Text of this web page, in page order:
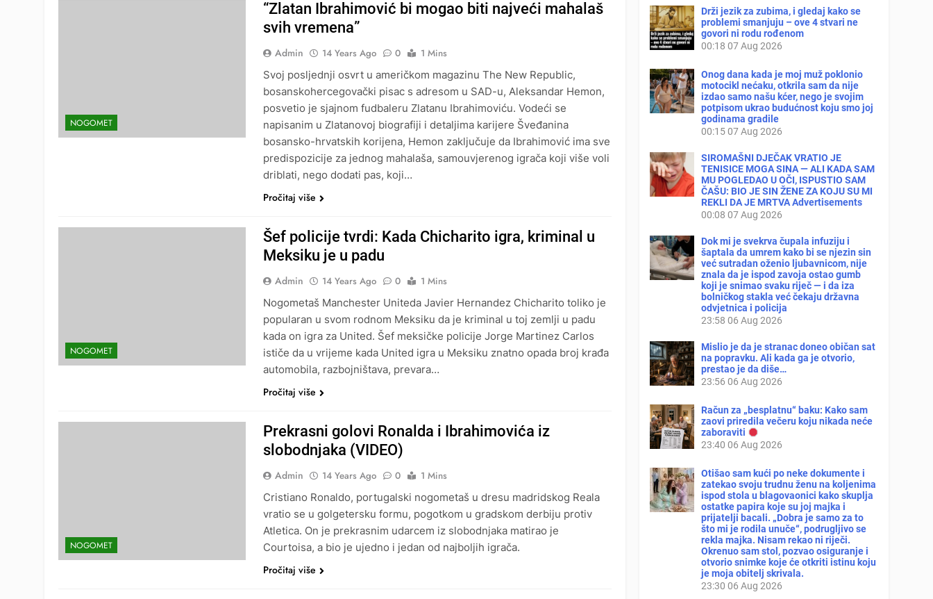
NOGOMET
“Zlatan Ibrahimović bi mogao biti najveći mahalaš
svih vremena”
Admin 14 Years Ago 0
1 Mins
Svoj posljednji osvrt u američkom magazinu The New Republic,
bosanskohercegovački pisac s adresom u SAD-u, Aleksandar Hemon,
posvetio je sjajnom fudbaleru Zlatanu Ibrahimoviću. Vodeći se
napisanim u Zlatanovoj biografiji i detaljima karijere Šveđanina
bosansko-hrvatskih korijena, Hemon zaključuje da Ibrahimović ima sve
predispozicije za jednog mahalaša, samouvjerenog igrača koji više voli
driblati, nego dodati pas, koji…
Pročitaj više
NOGOMET
Šef policije tvrdi: Kada Chicharito igra, kriminal u
Meksiku je u padu
Admin 14 Years Ago 0
1 Mins
Nogometaš Manchester Uniteda Javier Hernandez Chicharito toliko je
popularan u svom rodnom Meksiku da je kriminal u toj zemlji u padu
kada on igra za United. Šef meksičke policije Jorge Martinez Carlos
ističe da u vrijeme kada United igra u Meksiku znatno opada broj krađa
automobila, razbojništava, prevara…
Pročitaj više
NOGOMET
Prekrasni golovi Ronalda i Ibrahimovića iz
slobodnjaka (VIDEO)
Admin 14 Years Ago 0
1 Mins
Cristiano Ronaldo, portugalski nogometaš u dresu madridskog Reala
vratio se u golgetersku formu, pogotkom u gradskom derbiju protiv
Atletica. On je prekrasnim udarcem iz slobodnjaka matirao je
Courtoisa, a bio je ujedno i jedan od najboljih igrača.
Pročitaj više
Drži jezik za zubima, i gledaj kako se
problemi smanjuju – ove 4 stvari ne
govori ni rodu rođenom
00:18 07 Aug 2026
Onog dana kada je moj muž poklonio
motocikl nećaku, otkrila sam da nije
izdao samo našu kćer, nego je svojim
potpisom ukrao budućnost koju smo joj
godinama gradile
00:15 07 Aug 2026
SIROMAŠNI DJEČAK VRATIO JE
TENISICE MOGA SINA — ALI KADA SAM
MU POGLEDAO U OČI, ISPUSTIO SAM
ČAŠU: BIO JE SIN ŽENE ZA KOJU SU MI
REKLI DA JE MRTVA Advertisements
00:08 07 Aug 2026
Dok mi je svekrva čupala infuziju i
šaptala da umrem kako bi se njezin sin
već sutradan oženio ljubavnicom, nije
znala da je ispod zavoja ostao gumb
koji je snimao svaku riječ — i da iza
bolničkog stakla već čekaju državna
odvjetnica i policija
23:58 06 Aug 2026
Mislio je da je stranac doneo običan sat
na popravku. Ali kada ga je otvorio,
prestao je da diše…
23:56 06 Aug 2026
Račun za „besplatnu“ baku: Kako sam
zaovi priredila večeru koju nikada neće
zaboraviti
23:40 06 Aug 2026
Otišao sam kući po neke dokumente i
zatekao svoju trudnu ženu na koljenima
ispod stola u blagovaonici kako skuplja
ostatke papira koje su joj majka i
prijatelji bacali. „Dobra je samo za to
što mi je rodila unuče“, podrugljivo se
rekla majka. Nisam rekao ni riječi.
Okrenuo sam stol, pozvao osiguranje i
otvorio snimke koje će otkriti istinu koju
je moja obitelj skrivala.
23:30 06 Aug 2026